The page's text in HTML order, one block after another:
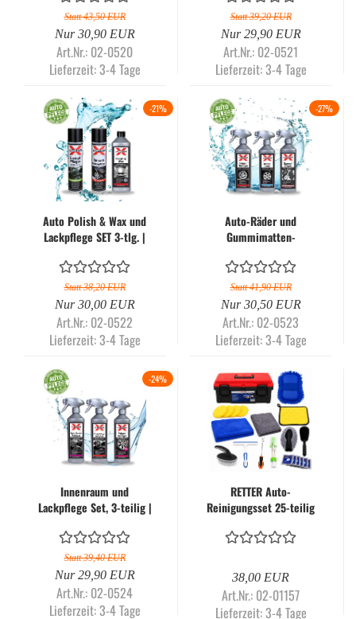
Statt 43,50 EUR
Nur 30,90 EUR
Art.Nr.: 02-0520
Lieferzeit:3-4 Tage
Statt 39,20 EUR
Nur 29,90 EUR
Art.Nr.: 02-0521
Lieferzeit:3-4 Tage
-21%
Auto Polish & Wax und
Lackpflege SET 3-tlg. |
| Pflegeset - APX-3
Statt 38,20 EUR
Nur 30,00 EUR
Art.Nr.: 02-0522
Lieferzeit:3-4 Tage
-27%
Auto-Räder und
Gummimatten-
3-teilig | Autoreinigung -
X-CLEAN | Pflegeset -
APX-4
Statt 41,90 EUR
Nur 30,50 EUR
Art.Nr.: 02-0523
Lieferzeit:3-4 Tage
-24%
Innenraum und
Lackpflege Set, 3-teilig |
| Pflegeset - APX-5
Statt 39,40 EUR
Nur 29,90 EUR
Art.Nr.: 02-0524
Lieferzeit:3-4 Tage
RETTER Auto-
Reinigungsset 25-teilig
Innen- & Außenpflege,
Bürsten, Schwamm, Pads
& Reinigungstabletten
38,00 EUR
Art.Nr.: 02-01157
Lieferzeit:3-4 Tage